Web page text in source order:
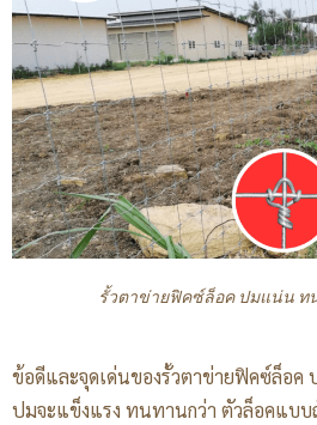
รั้วตาข่ายฟิคซ์ล็อค ปมแน่น ท
ข้อดีและจุดเด่นของรั้วตาข่ายฟิคซ์ล็อ
ปมจะแข็งแรง ทนทานกว่า ตัวล็อคแบบ